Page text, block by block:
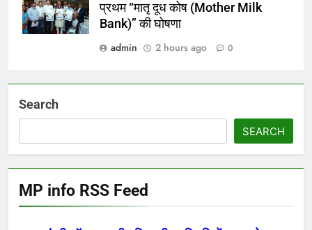
प्रथम “मातृ दूध कोष (Mother Milk
Bank)” की घोषणा
admin
2 hours ago 0
Search
SEARCH
MP info RSS Feed